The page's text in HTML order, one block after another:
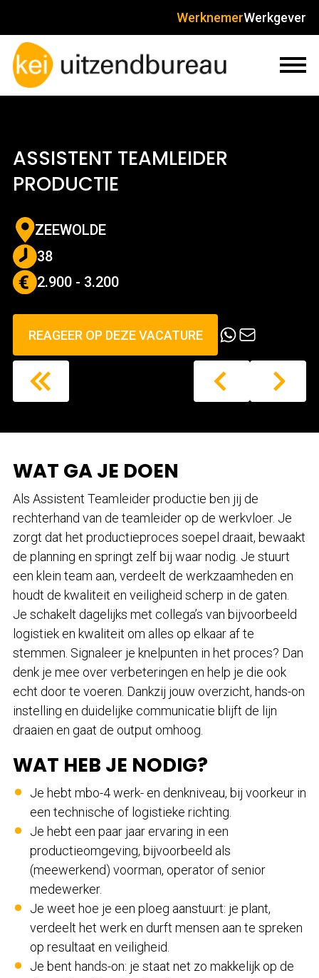
WerknemerWerkgever
ASSISTENT TEAMLEIDER
PRODUCTIE
ZEEWOLDE
38
2.900 - 3.200
REAGEER OP DEZE VACATURE
WAT GA JE DOEN
Als Assistent Teamleider productie ben jij de
rechterhand van de teamleider op de werkvloer. Je
zorgt dat het productieproces soepel draait, bewaakt
de planning en springt zelf bij waar nodig. Je stuurt
een klein team aan, verdeelt de werkzaamheden en
houdt de kwaliteit en veiligheid scherp in de gaten.
Je schakelt dagelijks met collega’s van bijvoorbeeld
logistiek en kwaliteit om alles op elkaar af te
stemmen. Signaleer je knelpunten in het proces? Dan
denk je mee over verbeteringen en help je die ook
echt door te voeren. Dankzij jouw overzicht, hands-on
instelling en duidelijke communicatie blijft de lijn
draaien en gaat de output omhoog.
WAT HEB JE NODIG?
Je hebt mbo-4 werk- en denkniveau, bij voorkeur in
een technische of logistieke richting.
Je hebt een paar jaar ervaring in een
productieomgeving, bijvoorbeeld als
(meewerkend) voorman, operator of senior
medewerker.
Je weet hoe je een ploeg aanstuurt: je plant,
verdeelt het werk en durft mensen aan te spreken
op resultaat en veiligheid.
Je bent hands-on: je staat net zo makkelijk op de